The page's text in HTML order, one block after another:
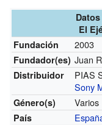
El
Fundación
2003
Fundador(es) Juan
Distribuidor
PIAS
Sony
Género(s) Varios
País